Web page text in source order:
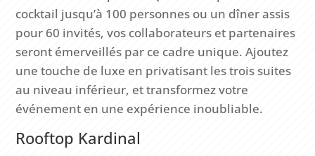
cocktail jusqu’à 100 personnes ou un dîner assis
pour 60 invités, vos collaborateurs et partenaires
seront émerveillés par ce cadre unique. Ajoutez
une touche de luxe en privatisant les trois suites
au niveau inférieur, et transformez votre
événement en une expérience inoubliable.
Rooftop Kardinal